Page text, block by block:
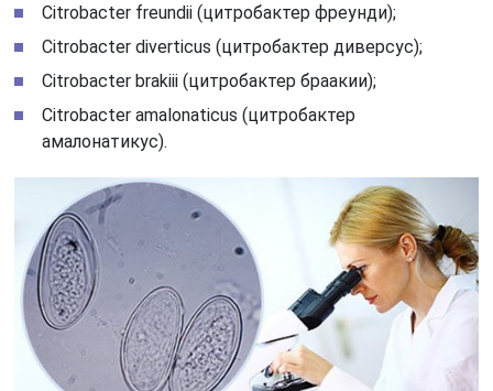
Citrobacter freundii (цитробактер фреунди);
Citrobacter diverticus (цитробактер диверсус);
Citrobacter brakiii (цитробактер браакии);
Citrobacter amalonaticus (цитробактер
амалонатикус).